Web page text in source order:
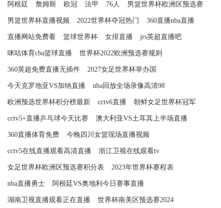
阿根廷 詹姆斯 欧冠 法甲 76人 男篮世界杯欧洲区预选赛
男篮世界杯直播视频 2022世界杯夺冠热门 360直播nba直播
直播网站免费看 篮球世界杯 女排直播 jrs英超直播吧
咪咕体育cba篮球直播 世界杯2022欧洲预选赛规则
360英超免费直播无插件 2027女足世界杯举办国
今天克罗地亚VS加纳直播 nba回放全场录像高清98
欧洲预选世界杯积分榜最新 cctv6直播 朝鲜女足世界杯冠军
cctv5+直播乒乓球今天比赛 澳大利亚VS土耳其上半场直播
360直播体育免费 今晚四川女篮现场直播视频
cctv5在线直播观看高清直播 浙江卫视在线观看tv
女足世界杯欧洲区预选赛积分表 2023年世界杯赛程表
nba直播勇士 阿根廷VS奥地利今日赛事直播
湖南卫视直播观看正在直播 世界杯南美区预选赛2024